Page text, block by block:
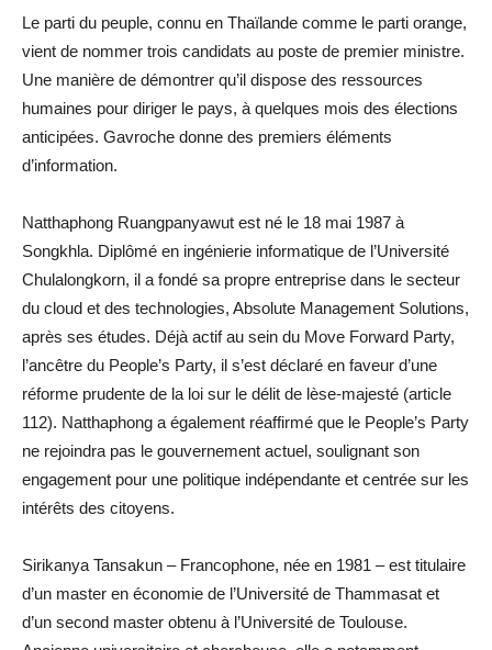
Le parti du peuple, connu en Thaïlande comme le parti orange,
vient de nommer trois candidats au poste de premier ministre.
Une manière de démontrer qu’il dispose des ressources
humaines pour diriger le pays, à quelques mois des élections
anticipées. Gavroche donne des premiers éléments
d’information.
Natthaphong Ruangpanyawut est né le 18 mai 1987 à
Songkhla. Diplômé en ingénierie informatique de l’Université
Chulalongkorn, il a fondé sa propre entreprise dans le secteur
du cloud et des technologies, Absolute Management Solutions,
après ses études. Déjà actif au sein du Move Forward Party,
l’ancêtre du People’s Party, il s’est déclaré en faveur d’une
réforme prudente de la loi sur le délit de lèse-majesté (article
112). Natthaphong a également réaffirmé que le People’s Party
ne rejoindra pas le gouvernement actuel, soulignant son
engagement pour une politique indépendante et centrée sur les
intérêts des citoyens.
Sirikanya Tansakun – Francophone, née en 1981 – est titulaire
d’un master en économie de l’Université de Thammasat et
d’un second master obtenu à l’Université de Toulouse.